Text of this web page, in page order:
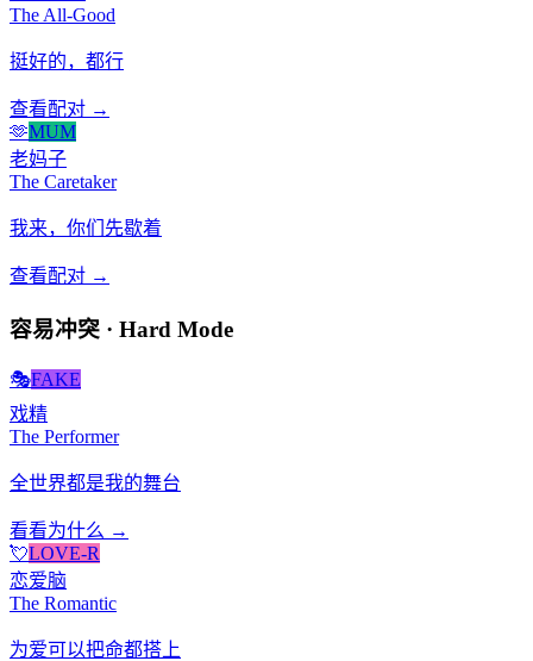
The All-Good
挺好的，都行
查看配对 →
🫶MUM
老妈子
The Caretaker
我来，你们先歇着
查看配对 →
容易冲突 · Hard Mode
🎭FAKE
戏精
The Performer
全世界都是我的舞台
看看为什么 →
💘LOVE-R
恋爱脑
The Romantic
为爱可以把命都搭上